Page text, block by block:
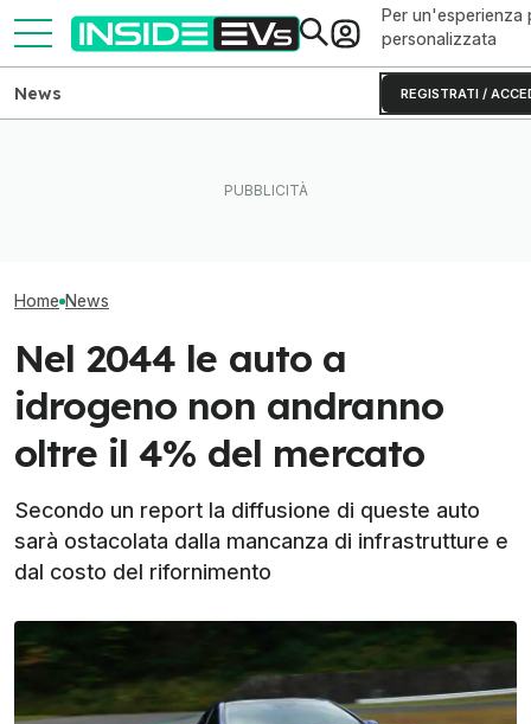
Per un'esperienza
personalizzata
REGISTRATI /
News
Home News
Nel 2044 le auto a
idrogeno non andranno
oltre il 4% del mercato
Secondo un report la diffusione di queste auto
sarà ostacolata dalla mancanza di infrastrutture e
dal costo del rifornimento